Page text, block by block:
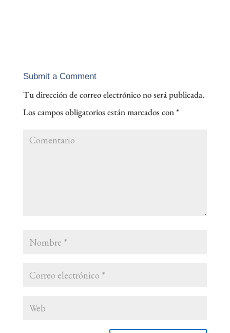
Submit a Comment
Tu dirección de correo electrónico no será publicada.
Los campos obligatorios están marcados con*